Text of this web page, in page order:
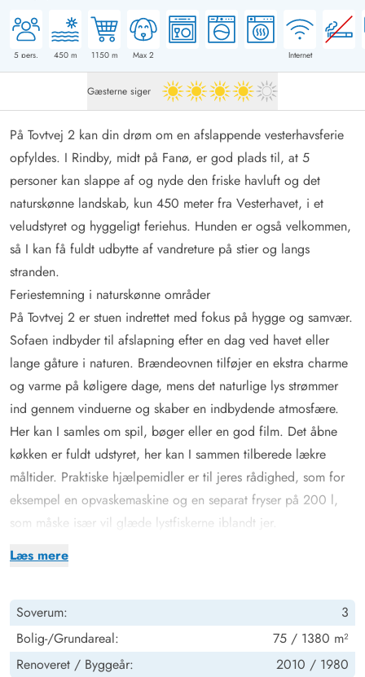
5 pers. 450m 1150m Max 2 Internet
Gæsterne siger 4 ud af 5
Læs mere
På Tovtvej 2 kan din drøm om en afslappende vesterhavsferie
opfyldes. I Rindby, midt på Fanø, er god plads til, at 5
personer kan slappe af og nyde den friske havluft og det
naturskønne landskab, kun 450 meter fra Vesterhavet, i et
veludstyret og hyggeligt feriehus. Hunden er også velkommen,
så I kan få fuldt udbytte af vandreture på stier og langs
stranden.
Feriestemning i naturskønne områder
På Tovtvej 2 er stuen indrettet med fokus på hygge og samvær.
Sofaen indbyder til afslapning efter en dag ved havet eller
lange gåture i naturen. Brændeovnen tilføjer en ekstra charme
og varme på køligere dage, mens det naturlige lys strømmer
ind gennem vinduerne og skaber en indbydende atmosfære.
Her kan I samles om spil, bøger eller en god film. Det åbne
køkken er fuldt udstyret, her kan I sammen tilberede lækre
måltider. Praktiske hjælpemidler er til jeres rådighed, som for
eksempel en opvaskemaskine og en separat fryser på 200 l,
som måske især vil glæde lystfiskerne iblandt jer.
De 5 sengepladser er fordelt på 3 soveværelser med 1
det passer jer bedst. Der er gulvvarme i badeværelset, og
desuden er vaskemaskine og tørretumbler til rådighed for jer,
så I kan opfriske garderoben i løbet af ferien. En
Soverum:
3
Bolig-/Grundareal:
75 / 1380 m²
Renoveret / Byggeår: 2010 / 1980